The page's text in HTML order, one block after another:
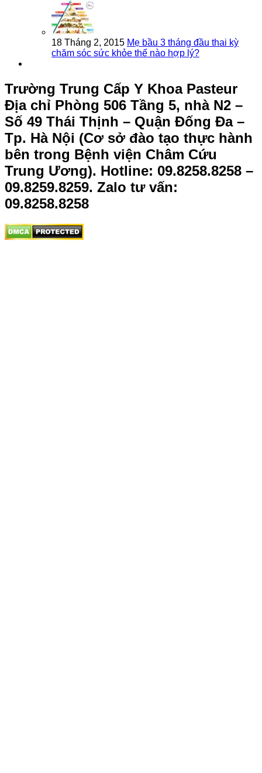
18 Tháng 2, 2015 Mẹ bầu 3 tháng đầu thai kỳ
chăm sóc sức khỏe thế nào hợp lý?
Trường Trung Cấp Y Khoa Pasteur
Địa chỉ Phòng 506 Tầng 5, nhà N2 –
Số 49 Thái Thịnh – Quận Đống Đa –
Tp. Hà Nội (Cơ sở đào tạo thực hành
bên trong Bệnh viện Châm Cứu
Trung Ương). Hotline: 09.8258.8258 –
09.8259.8259. Zalo tư vấn:
09.8258.8258